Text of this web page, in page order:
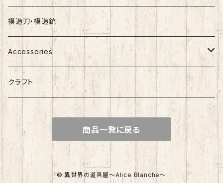
摸造刀・模造銃
Accessories
Silver Accessory
Surgical Stainless
White Hearts / Concyo
クラフト
商品一覧に戻る
© 異世界の道具屋～Alice Blanche～